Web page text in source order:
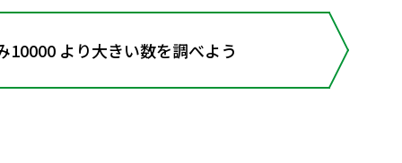
より大きい数を調べよう